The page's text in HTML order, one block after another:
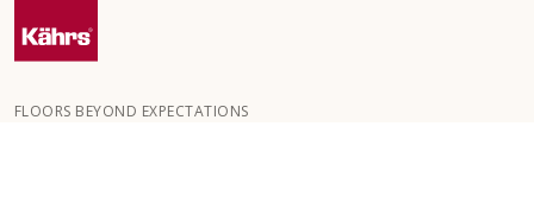
FLOORS BEYOND EXPECTATIONS